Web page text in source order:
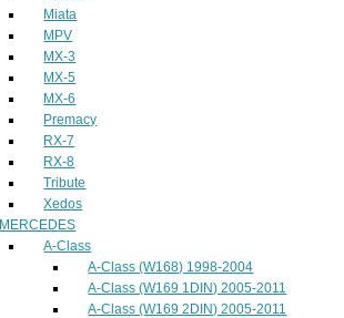
Miata
MPV
MX-3
MX-5
MX-6
Premacy
RX-7
RX-8
Tribute
Xedos
MERCEDES
A-Class
A-Class (W168) 1998-2004
A-Class (W169 1DIN) 2005-2011
A-Class (W169 2DIN) 2005-2011